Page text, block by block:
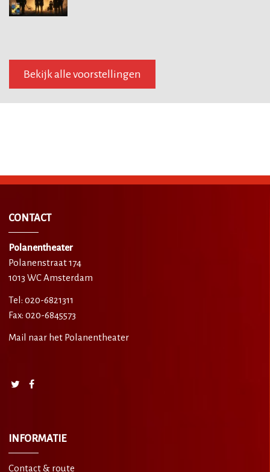
Bekijk alle voorstellingen
CONTACT
Polanentheater
Polanenstraat 174
1013 WC Amsterdam
Tel: 020-6821311
Fax: 020-6845573
Mail naar het Polanentheater
INFORMATIE
Contact & route